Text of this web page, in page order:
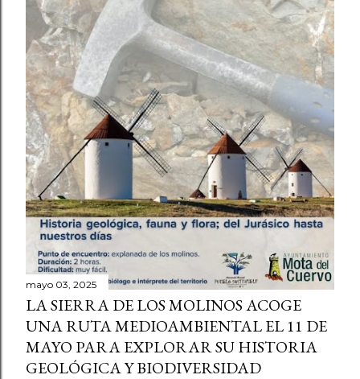
mayo 03, 2025
LA SIERRA DE LOS MOLINOS ACOGE
UNA RUTA MEDIOAMBIENTAL EL 11 DE
MAYO PARA EXPLORAR SU HISTORIA
GEOLÓGICA Y BIODIVERSIDAD